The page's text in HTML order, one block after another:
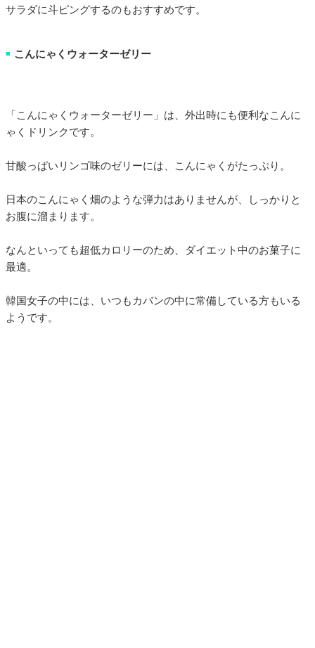
サラダに斗ピングするのもおすすめです。
■ こんにゃくウォーターゼリー
「こんにゃくウォーターゼリー」は、外出時にも便利なこんに
ゃくドリンクです。
甘酸っぱいリンゴ味のゼリーには、こんにゃくがたっぷり。
日本のこんにゃく畑のような弾力はありませんが、しっかりと
お腹に溜まります。
なんといっても超低カロリーのため、ダイエット中のお菓子に
最適。
韓国女子の中には、いつもカバンの中に常備している方もいる
ようです。